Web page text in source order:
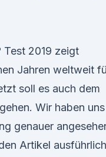
Test 2019 zeigt
Jahren weltweit
soll es auch dem
Wir haben uns
genauer
Artikel ausführlich